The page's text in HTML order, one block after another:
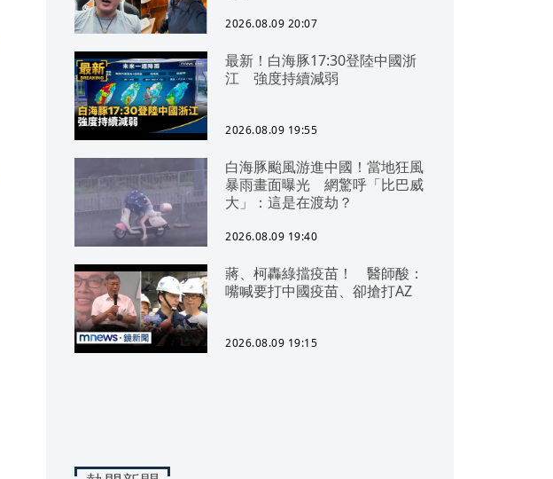
2026.08.09 20:07
最新！白海豚17:30登陸中國浙
江 強度持續減弱
2026.08.09 19:55
白海豚颱風游進中國！當地狂風
暴雨畫面曝光 網驚呼「比巴威
大」：這是在渡劫？
2026.08.09 19:40
蔣、柯轟綠擋疫苗！ 醫師酸：
嘴喊要打中國疫苗、卻搶打AZ
2026.08.09 19:15